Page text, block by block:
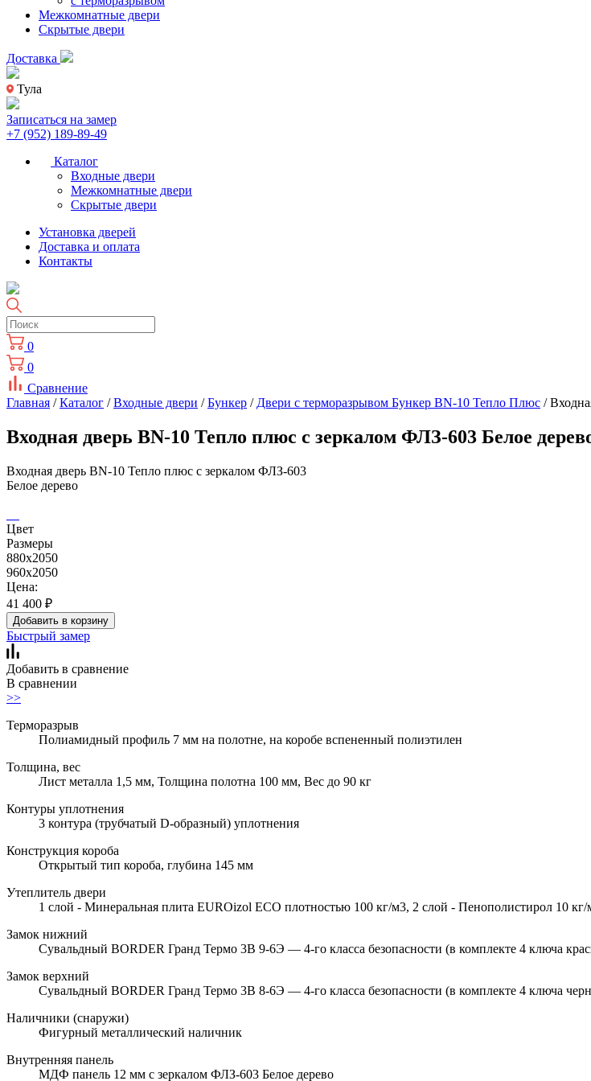
Межкомнатные двери
Скрытые двери
Доставка
Тула
Записаться на замер
+7 (952) 189-89-49
Каталог
Входные двери
Межкомнатные двери
Скрытые двери
Установка дверей
Доставка и оплата
Контакты
0
0
Сравнение
Главная /Каталог /Входные двери /Бункер / Двери с терморазрывом Бункер BN-10 Тепло Плюс /
Входная дверь BN-10 Тепло плюс с зеркалом ФЛЗ-603 Белое
Входная дверь BN-10 Тепло плюс с зеркалом ФЛЗ-603
Белое дерево
Цвет
Размеры
880x2050
960x2050
Цена:
41 400 ₽
Добавить в корзину
Быстрый замер
Добавить в сравнение
В сравнении
>>
Терморазрыв
Полиамидный профиль 7 мм на полотне, на коробе вспененный полиэтилен
Толщина, вес
Лист металла 1,5 мм, Толщина полотна 100 мм, Вес до 90 кг
Контуры уплотнения
3 контура (трубчатый D-образный) уплотнения
Конструкция короба
Открытый тип короба, глубина 145 мм
Утеплитель двери
1 слой - Минеральная плита EUROizol ECO плотностью 100 кг/м3, 2 слой - Пенополистирол 10 кг/
Замок нижний
Сувальдный BORDER Гранд Термо 3В 9-6Э — 4-го класса безопасности (в комплекте 4 ключа
Замок верхний
Сувальдный BORDER Гранд Термо 3В 8-6Э — 4-го класса безопасности (в комплекте 4 ключа
Наличники (снаружи)
Фигурный металлический наличник
Внутренняя панель
МДФ панель 12 мм с зеркалом ФЛЗ-603 Белое дерево